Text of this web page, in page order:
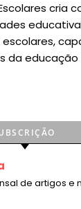
cria
da educação
de artigos e